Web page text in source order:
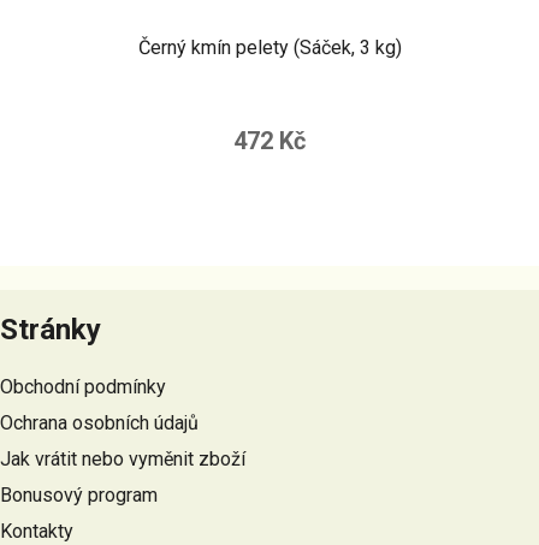
Černý kmín pelety (Sáček, 3 kg)
472 Kč
á
p
a
t
í
Stránky
Obchodní podmínky
Ochrana osobních údajů
Jak vrátit nebo vyměnit zboží
Bonusový program
Kontakty